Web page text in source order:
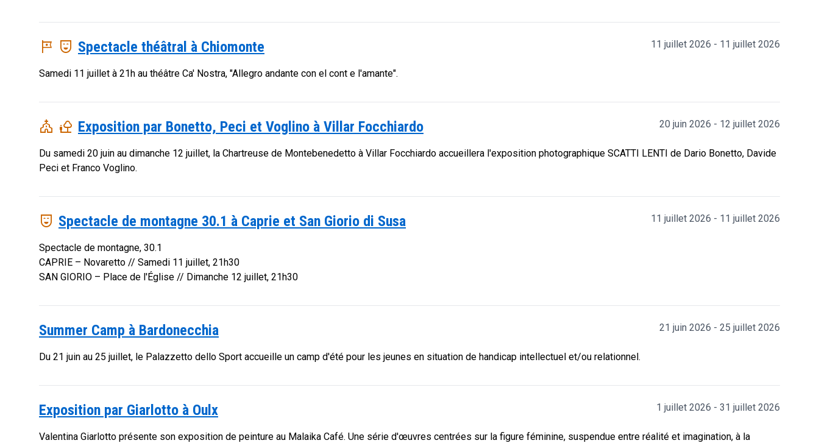
tour comedy_mask Spectacle théâtral à Chiomonte 11 juillet 2026 - 11 juillet 2026
Samedi 11 juillet à 21h au théâtre Ca' Nostra, "Allegro andante con el cont e l'amante".
church nature_people Exposition par Bonetto, Peci et Voglino à Villar Focchiardo 20 juin 2026 - 12 juillet 2026
Du samedi 20 juin au dimanche 12 juillet, la Chartreuse de Montebenedetto à Villar Focchiardo accueillera l'exposition photographique SCATTI LENTI de Dario Bonetto, Davide
Peci et Franco Voglino.
comedy_mask Spectacle de montagne 30.1 à Caprie et San Giorio di Susa 11 juillet 2026 - 11 juillet 2026
Spectacle de montagne, 30.1
CAPRIE – Novaretto // Samedi 11 juillet, 21h30
SAN GIORIO – Place de l'Église // Dimanche 12 juillet, 21h30
Summer Camp à Bardonecchia 21 juin 2026 - 25 juillet 2026
Du 21 juin au 25 juillet, le Palazzetto dello Sport accueille un camp d'été pour les jeunes en situation de handicap intellectuel et/ou relationnel.
Exposition par Giarlotto à Oulx 1 juillet 2026 - 31 juillet 2026
Valentina Giarlotto présente son exposition de peinture au Malaika Café. Une série d'œuvres centrées sur la figure féminine, suspendue entre réalité et imagination, à la